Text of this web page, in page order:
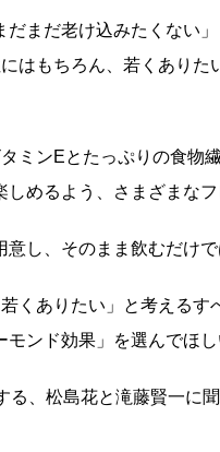
まだ老け込みたくない
はもちろん、若くあり
ミンEとたっぷりの食物
めるよう、さまざまなフ
し、そのまま飲むだけ
くありたい」と考えるす
ンド効果」を選んでほ
、松島花と滝藤賢一に